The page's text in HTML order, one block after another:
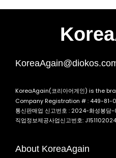
KoreaAgain(코리아어게인) is the
Company Registration # : 449-81-
통신판매업 신고번호 : 2024-화성봉담
직업정보제공사업신고번호:
About KoreaAgain